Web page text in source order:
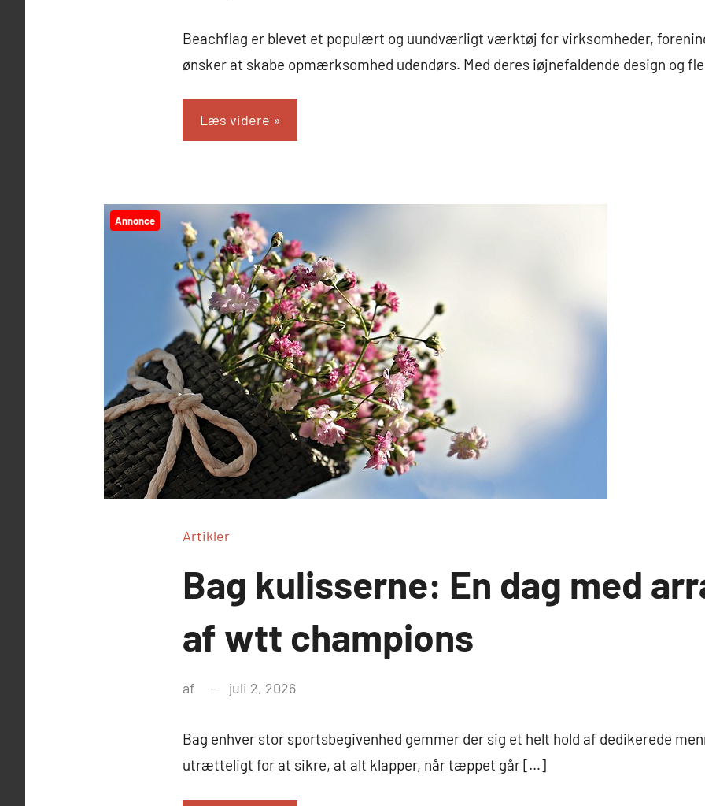
Beachflag er blevet et populært og uundværligt værktøj for virksomheder,
ønsker at skabe opmærksomhed udendørs. Med deres iøjnefaldende design og
Læs videre
Annonce
Artikler
Bag kulisserne: En dag med
af wtt champions
af juli 2, 2026
Bag enhver stor sportsbegivenhed gemmer der sig et helt hold af dedikerede
utrætteligt for at sikre, at alt klapper, når tæppet går […]